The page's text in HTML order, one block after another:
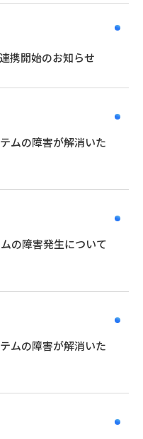
携開始のお知らせ
ムの障害が解消いた
ムの障害発生について
ムの障害が解消いた